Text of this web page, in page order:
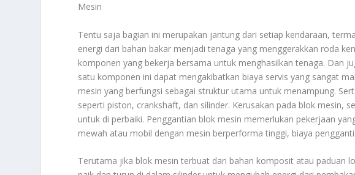
Mesin
Tentu saja bagian ini merupakan jantung dari setiap kendaraan,
energi dari bahan bakar menjadi tenaga yang menggerakkan roda
komponen yang bekerja bersama untuk menghasilkan tenaga. Dan
satu komponen ini dapat mengakibatkan biaya servis yang sangat
mesin yang berfungsi sebagai struktur utama untuk menampung.
seperti piston, crankshaft, dan silinder. Kerusakan pada blok mesin,
untuk di perbaiki. Penggantian blok mesin memerlukan pekerjaan
mewah atau mobil dengan mesin berperforma tinggi, biaya
Terutama jika blok mesin terbuat dari bahan komposit atau paduan